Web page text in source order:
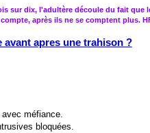
sur dix, l'adultère découle du fait que
après ils ne se comptent plus.
avant apres une trahison ?
méfiance.
bloquées.